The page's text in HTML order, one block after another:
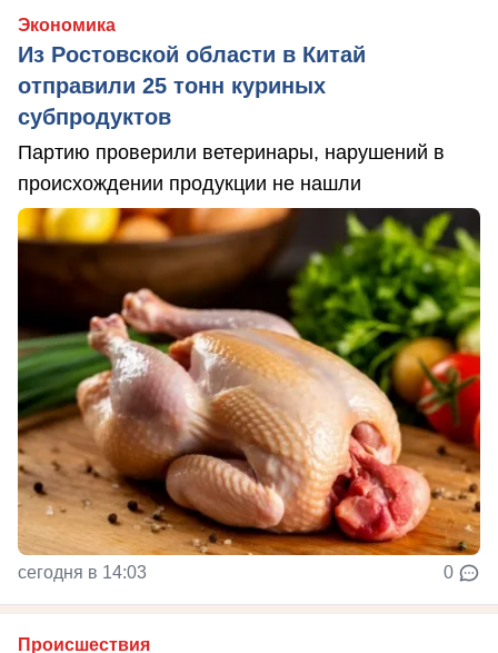
Экономика
Из Ростовской области в Китай
отправили 25 тонн куриных
субпродуктов
Партию проверили ветеринары, нарушений в
происхождении продукции не нашли
сегодня в 14:03 0
Происшествия